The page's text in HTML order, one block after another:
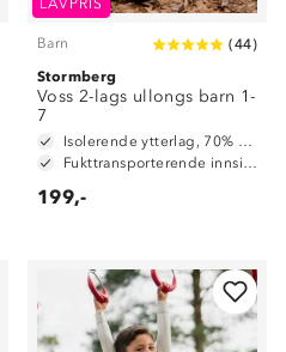
LAVPRIS
Barn (44)
Stormberg
Voss 2-lags ullongs barn 1-
7
Isolerende ytterlag, 70% merinoull / 30% polyester
Fukttransporterende innside, 100% polyester
199,-